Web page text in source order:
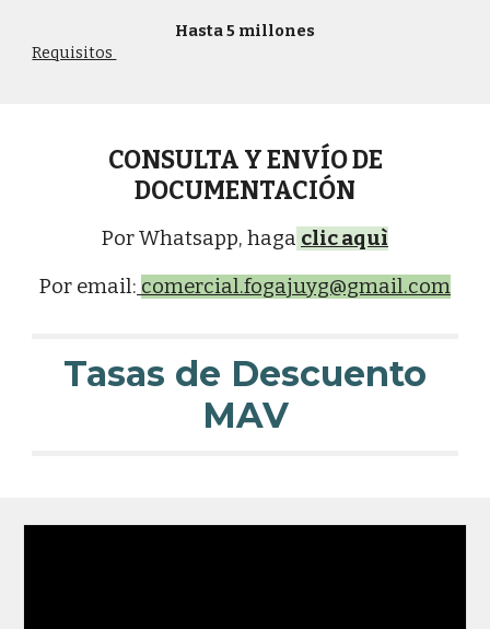
Hasta5 millones
Requisitos
CONSULTA Y ENVÍO DE
DOCUMENTACIÓN
Por Whatsapp, haga clic aquì
Por email: comercial.fogajuyg@gmail.com
Tasas de Descuento
MAV